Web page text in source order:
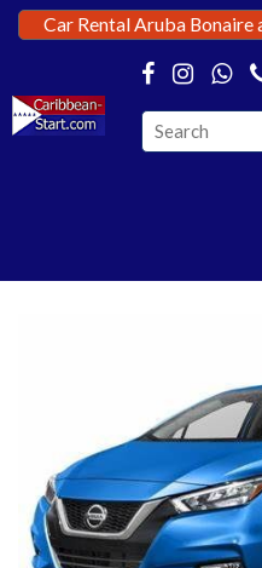
Car Rental Aruba Bonaire